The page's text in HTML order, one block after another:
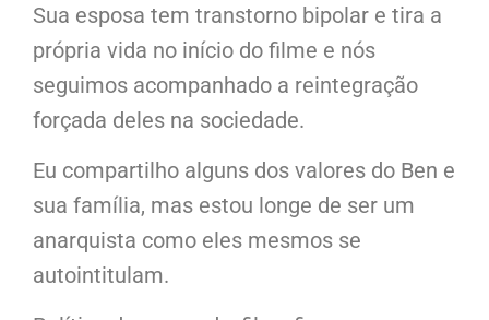
Sua esposa tem transtorno bipolar e tira a
própria vida no início do filme e nós
seguimos acompanhado a reintegração
forçada deles na sociedade.
Eu compartilho alguns dos valores do Ben e
sua família, mas estou longe de ser um
anarquista como eles mesmos se
autointitulam.